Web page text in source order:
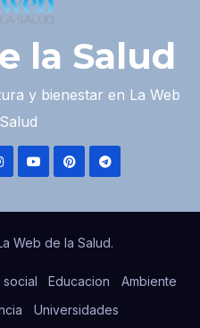
la Salud
y bienestar en La Web
Web de la Salud.
social Educacion
Ambiente
Universidades